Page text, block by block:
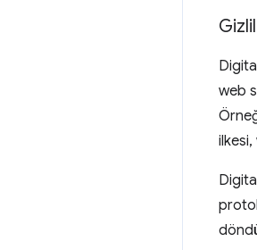
web
ilkesi,